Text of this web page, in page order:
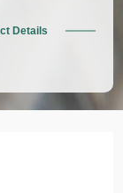
Details